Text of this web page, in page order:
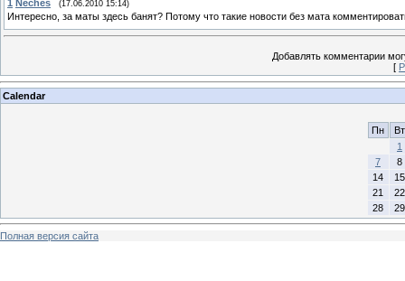
1 Neches (17.06.2010 15:14)
Интересно, за маты здесь банят? Потому что такие новости без мата
Добавлять комментарии
[
Calendar
Пн
Вт
1
7
8
14
15
21
22
28
29
Полная версия сайта